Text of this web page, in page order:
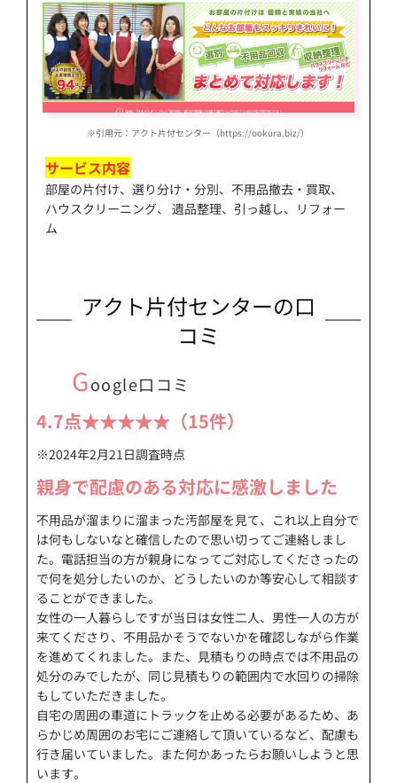
※引用元：アクト片付センター（https://ookura.biz/）
サービス内容
部屋の片付け、選り分け・分別、不用品撤去・買取、
ハウスクリーニング、 遺品整理、引っ越し、リフォー
ム
アクト片付センターの口
コミ
Google口コミ
4.7点★★★★★（15件）
※2024年2月21日調査時点
親身で配慮のある対応に感激しました
不用品が溜まりに溜まった汚部屋を見て、これ以上自分で
は何もしないなと確信したので思い切ってご連絡しまし
た。 電話担当の方が親身になってご対応してくださったの
で何を処分したいのか、どうしたいのか等安心して相談す
ることができました。
女性の一人暮らしですが当日は女性二人、男性一人の方が
来てくださり、 不用品かそうでないかを確認しながら作業
を進めてくれました。また、見積もりの時点では不用品の
処分のみでしたが、同じ見積もりの範囲内で水回りの掃除
もしていただきました。
自宅の周囲の車道にトラックを止める必要があるため、 あ
らかじめ周囲のお宅にご連絡して頂いているなど、配慮も
行き届いていました。また何かあったらお願いしようと思
います。